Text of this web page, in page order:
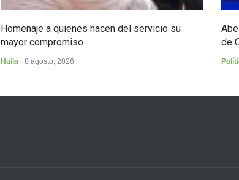
Homenaje a quienes hacen del servicio su
mayor compromiso
Huila 8 agosto, 2026
de